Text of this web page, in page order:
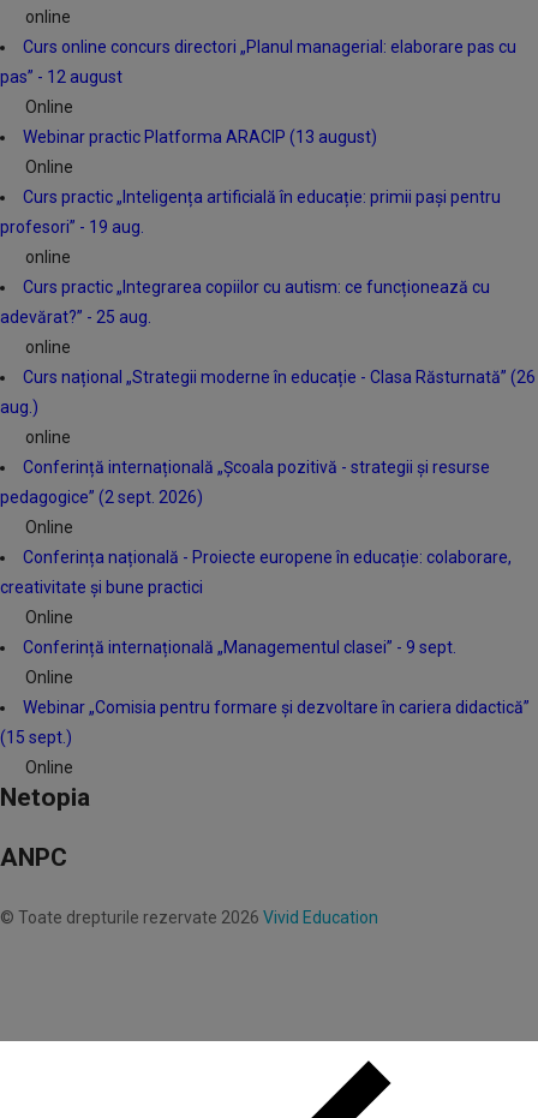
online
Curs online concurs directori „Planul managerial: elaborare pas cu
pas” - 12 august
Online
Webinar practic Platforma ARACIP (13 august)
Online
Curs practic „Inteligența artificială în educație: primii pași pentru
profesori” - 19 aug.
online
Curs practic „Integrarea copiilor cu autism: ce funcționează cu
adevărat?” - 25 aug.
online
Curs național „Strategii moderne în educație - Clasa Răsturnată” (26
aug.)
online
Conferință internațională „Școala pozitivă - strategii și resurse
pedagogice” (2 sept. 2026)
Online
Conferința națională - Proiecte europene în educație: colaborare,
creativitate și bune practici
Online
Conferință internațională „Managementul clasei” - 9 sept.
Online
Webinar „Comisia pentru formare și dezvoltare în cariera didactică”
(15 sept.)
Online
Netopia
ANPC
© Toate drepturile rezervate 2026 Vivid Education